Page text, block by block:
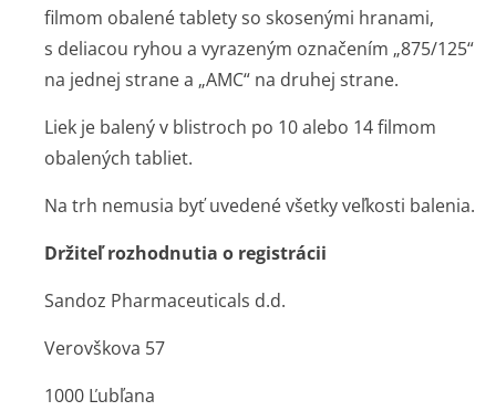
filmom obalené tablety so skosenými hranami,
s deliacou ryhou a vyrazeným označením „875/125“
na jednej strane a „AMC“ na druhej strane.
Liek je balený v blistroch po 10 alebo 14 filmom
obalených tabliet.
Na trh nemusia byť uvedené všetky veľkosti balenia.
Držiteľ rozhodnutia o registrácii
Sandoz Pharmaceuticals d.d.
Verovškova 57
1000 Ľubľana